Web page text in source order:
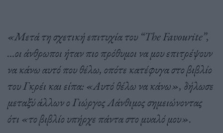
«Μετά τη σχετική επιτυχία του “The Favourite”,
…οι άνθρωποι ήταν πιο πρόθυμοι να μου επιτρέψουν
να κάνω αυτό που θέλω, οπότε κατέφυγα στο βιβλίο
του Γκρέι και είπα: «Αυτό θέλω να κάνω», δήλωσε
μεταξύ άλλων ο Γιώργος Λάνθιμος σημειώνοντας
ότι «το βιβλίο υπήρχε πάντα στο μυαλό μου».